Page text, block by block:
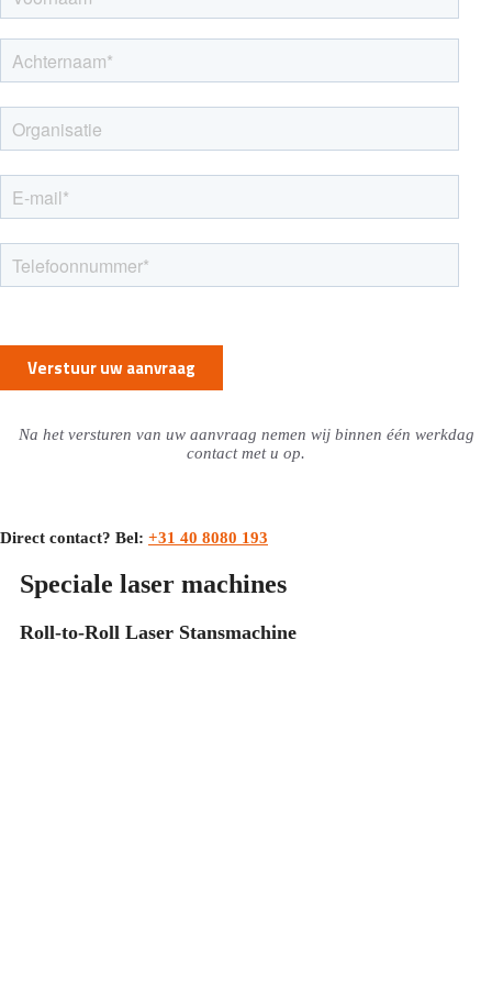
Na het versturen van uw aanvraag nemen wij binnen één werkdag
contact met u op.
Direct contact? Bel: +31 40 8080 193
Speciale laser machines
Roll-to-Roll Laser Stansmachine